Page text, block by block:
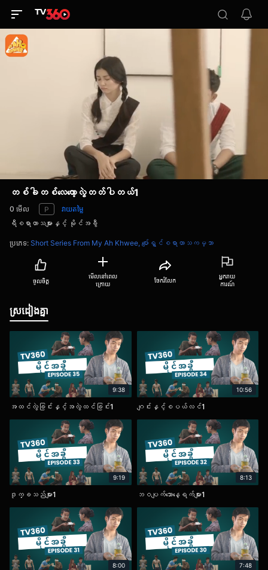
တစ်ခါတစ်လေတော့လွဲတတ်ပါတယ်1
0 មើល P
វាយតម្លៃ
ရီစရာဟာသများနှင့် မိုင်အခွီ
ប្រភេទ: Short Series From My Ah Khwee, ပျော်ရွှင်စရာဟာသကမ္ဘာ
ចូលចិត្ត
មើលនៅពេល
ក្រោយ
ចែករំលែក
អ្នករាយ
ការណ៍
ស្រដៀងគ្នា
9:38
အထင်လွဲခြင်းနှင့်အလွဲထင်ခြင်း1
10:56
ဂျင်းနှင့်စပယ်လင်1
9:19
ဒုက္ခသည်များ1
8:13
ဘဝပျက်သောနေ့ရက်များ1
8:00 7:48